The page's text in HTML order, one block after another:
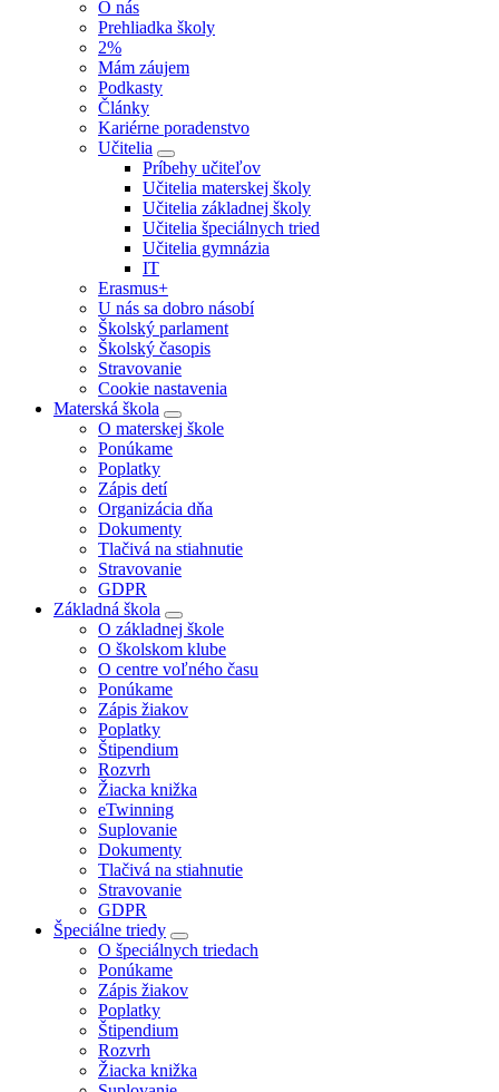
O nás
Prehliadka školy
2%
Mám záujem
Podkasty
Články
Kariérne poradenstvo
Učitelia
Príbehy učiteľov
Učitelia materskej školy
Učitelia základnej školy
Učitelia špeciálnych tried
Učitelia gymnázia
IT
Erasmus+
U nás sa dobro násobí
Školský parlament
Školský časopis
Stravovanie
Cookie nastavenia
Materská škola
O materskej škole
Ponúkame
Poplatky
Zápis detí
Organizácia dňa
Dokumenty
Tlačivá na stiahnutie
Stravovanie
GDPR
Základná škola
O základnej škole
O školskom klube
O centre voľného času
Ponúkame
Zápis žiakov
Poplatky
Štipendium
Rozvrh
Žiacka knižka
eTwinning
Suplovanie
Dokumenty
Tlačivá na stiahnutie
Stravovanie
GDPR
Špeciálne triedy
O špeciálnych triedach
Ponúkame
Zápis žiakov
Poplatky
Štipendium
Rozvrh
Žiacka knižka